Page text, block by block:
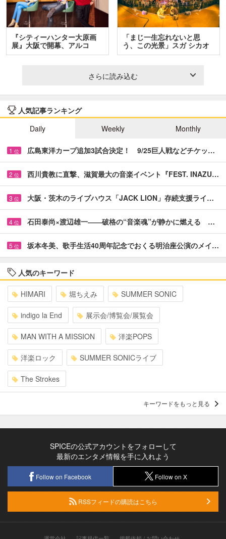
『シティーハンター大原画
展』大阪で開幕、アルコ
＆…
「まじ一生忘れないと思
う、この光景」スガ シカオ
と…
さらに読み込む
人気記事ランキング
Daily
Weekly Monthly
1 位 広島東洋カープ追加3試合決定！ 9/25巨人戦などチケッ…
2 位 西川貴教に直撃、滋賀最大の音楽イベント『FEST. INAZU…
3 位 大阪・茨木のライブハウス「JACK LION」存続支援ライ…
4 位 石田泰尚×渡辺雄一――破格の“音楽魂”が静かに燃える …
5 位 坂本冬美、歌手生活40周年記念でおくる明治座公演のメイ…
人気のキーワード
HIMARI 堀ちえみ SUMMER SONIC
indigo la End 展示会/博覧会/展覧会
MAN WITH A MISSION 洋楽POPS
洋楽ロック SUMMER SONICライブ
The Strokes
キーワードをもっと見る
SPICEの公式アカウントをフォローして
最新のエンタメ情報を手に入れよう
Follow on Facebook Follow on X
RSSフィードの購読はこちら